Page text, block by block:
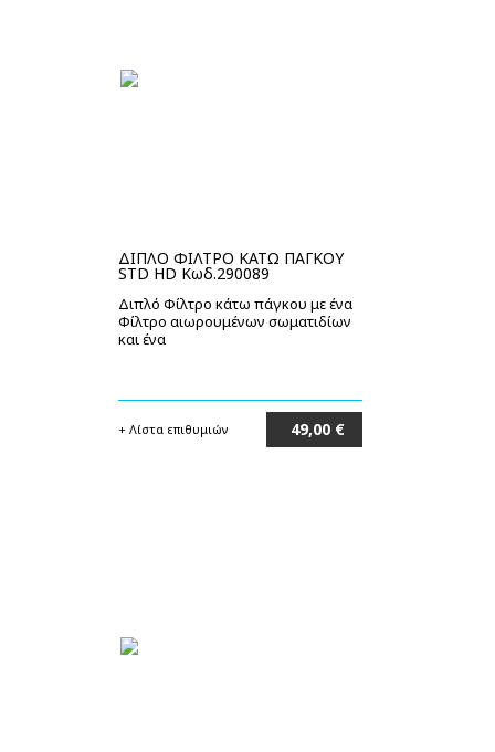
ΔΙΠΛΟ ΦΙΛΤΡΟ ΚΑΤΩ ΠΑΓΚΟΥ
STD HD Κωδ.290089
Διπλό Φίλτρο κάτω πάγκου με ένα
Φίλτρο αιωρουμένων σωματιδίων
και ένα
+ Λίστα επιθυμιών 49,00 €